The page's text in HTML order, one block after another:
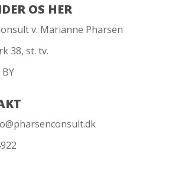
OS HER
v. Marianne Pharsen
38, st. tv.